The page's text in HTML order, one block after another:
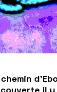
il y